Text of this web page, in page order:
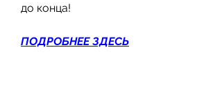
до конца!
ПОДРОБНЕЕ ЗДЕСЬ